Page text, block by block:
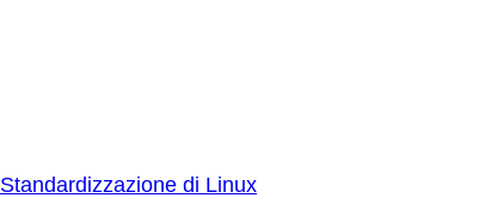
Standardizzazione di Linux